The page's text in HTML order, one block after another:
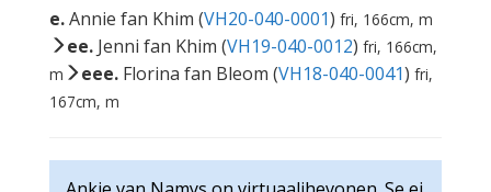
e.Annie fan Khim (VH20-040-0001) fri, 166cm, m
ee. Jenni fan Khim (VH19-040-0012) fri, 166cm,
m
eee. Florina fan Bleom (VH18-040-0041) fri,
167cm, m